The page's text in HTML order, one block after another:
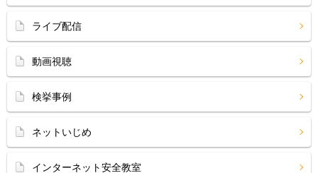
ライブ配信
動画視聴
検挙事例
ネットいじめ
インターネット安全教室